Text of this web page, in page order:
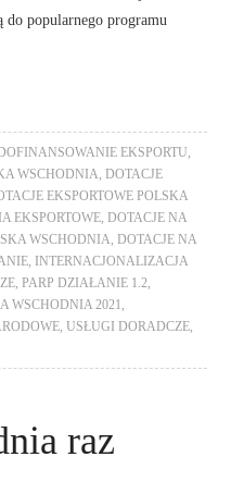
do popularnego programu
DOFINANSOWANIE EKSPORTU
WSCHODNIA
DOTACJE
EKSPORTOWE POLSKA
EKSPORTOWE
DOTACJE NA
WSCHODNIA
DOTACJE NA
INTERNACJONALIZACJA
PARP DZIAŁANIE 1.2
WSCHODNIA 2021
USŁUGI DORADCZE
raz